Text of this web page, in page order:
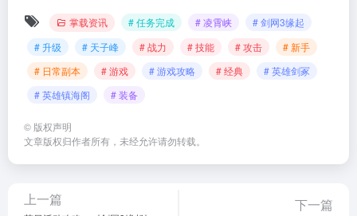
掌载资讯 # 任务完成 # 凌霄峡
# 剑网3缘起
# 升级
# 天子峰 # 战力 # 技能 # 攻击
# 新手
# 日常副本
# 游戏 # 游戏攻略 # 经典
# 英雄剑冢
# 英雄镇海阁
# 装备
© 版权声明
文章版权归作者所有，未经允许请勿转载。
上一篇 下一篇